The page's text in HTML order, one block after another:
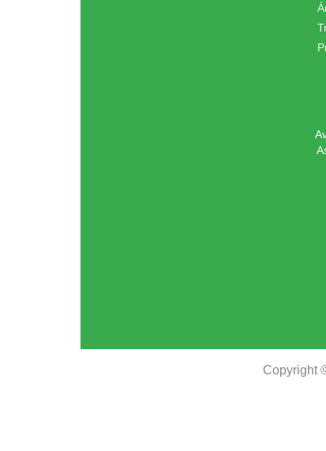
Copyright